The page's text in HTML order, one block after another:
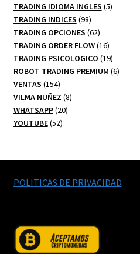
productos
TRADING IDIOMA INGLES 55
TRADING INDICES 9898
productos
TRADING OPCIONES 6262
productos
TRADING ORDER FLOW 1616
productos
TRADING PSICOLOGICO 1919
ROBOT TRADING PREMIUM 66
VENTAS 154154
productos
VILMA NUÑEZ 88
WHATSAPP 2020
YOUTUBE 5252
POLITICAS DE PRIVACIDAD